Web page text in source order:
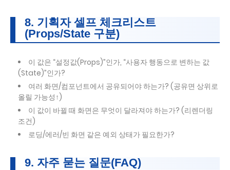
8. 기획자 셀프 체크리스트
(Props/State 구분)
이 값은 “설정값(Props)”인가, “사용자 행동으로 변하는 값
(State)”인가?
여러 화면/컴포넌트에서 공유되어야 하는가? (공유면 상위로
올릴 가능성↑)
이 값이 바뀔 때 화면은 무엇이 달라져야 하는가? (리렌더링
조건)
로딩/에러/빈 화면 같은 예외 상태가 필요한가?
9. 자주 묻는 질문(FAQ)